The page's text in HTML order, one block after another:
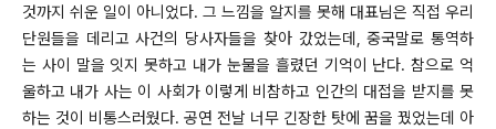
것까지 쉬운 일이 아니었다. 그 느낌을 알지를 못해 대표님은 직접 우리
단원들을 데리고 사건의 당사자들을 찾아 갔었는데, 중국말로 통역하
는 사이 말을 잇지 못하고 내가 눈물을 흘렸던 기억이 난다. 참으로 억
울하고 내가 사는 이 사회가 이렇게 비참하고 인간의 대접을 받지를 못
하는 것이 비통스러웠다. 공연 전날 너무 긴장한 탓에 꿈을 꿨었는데 아